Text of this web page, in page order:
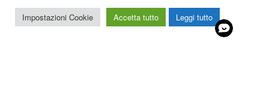
Associazione Sportiva DilettantisticaCalcio
© 2022 All Rights
Impostazioni Cookie Accetta tutto Leggi tutto